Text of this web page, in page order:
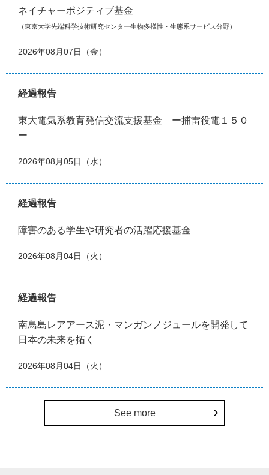
ネイチャーポジティブ基金
（東京大学先端科学技術研究センター生物多様性・生態系サービス分野）
2026年08月07日（金）
経過報告
東大電気系教育発信交流支援基金 ー捕雷役電１５０
ー
2026年08月05日（水）
経過報告
障害のある学生や研究者の活躍応援基金
2026年08月04日（火）
経過報告
南鳥島レアアース泥・マンガンノジュールを開発して
日本の未来を拓く
2026年08月04日（火）
See more